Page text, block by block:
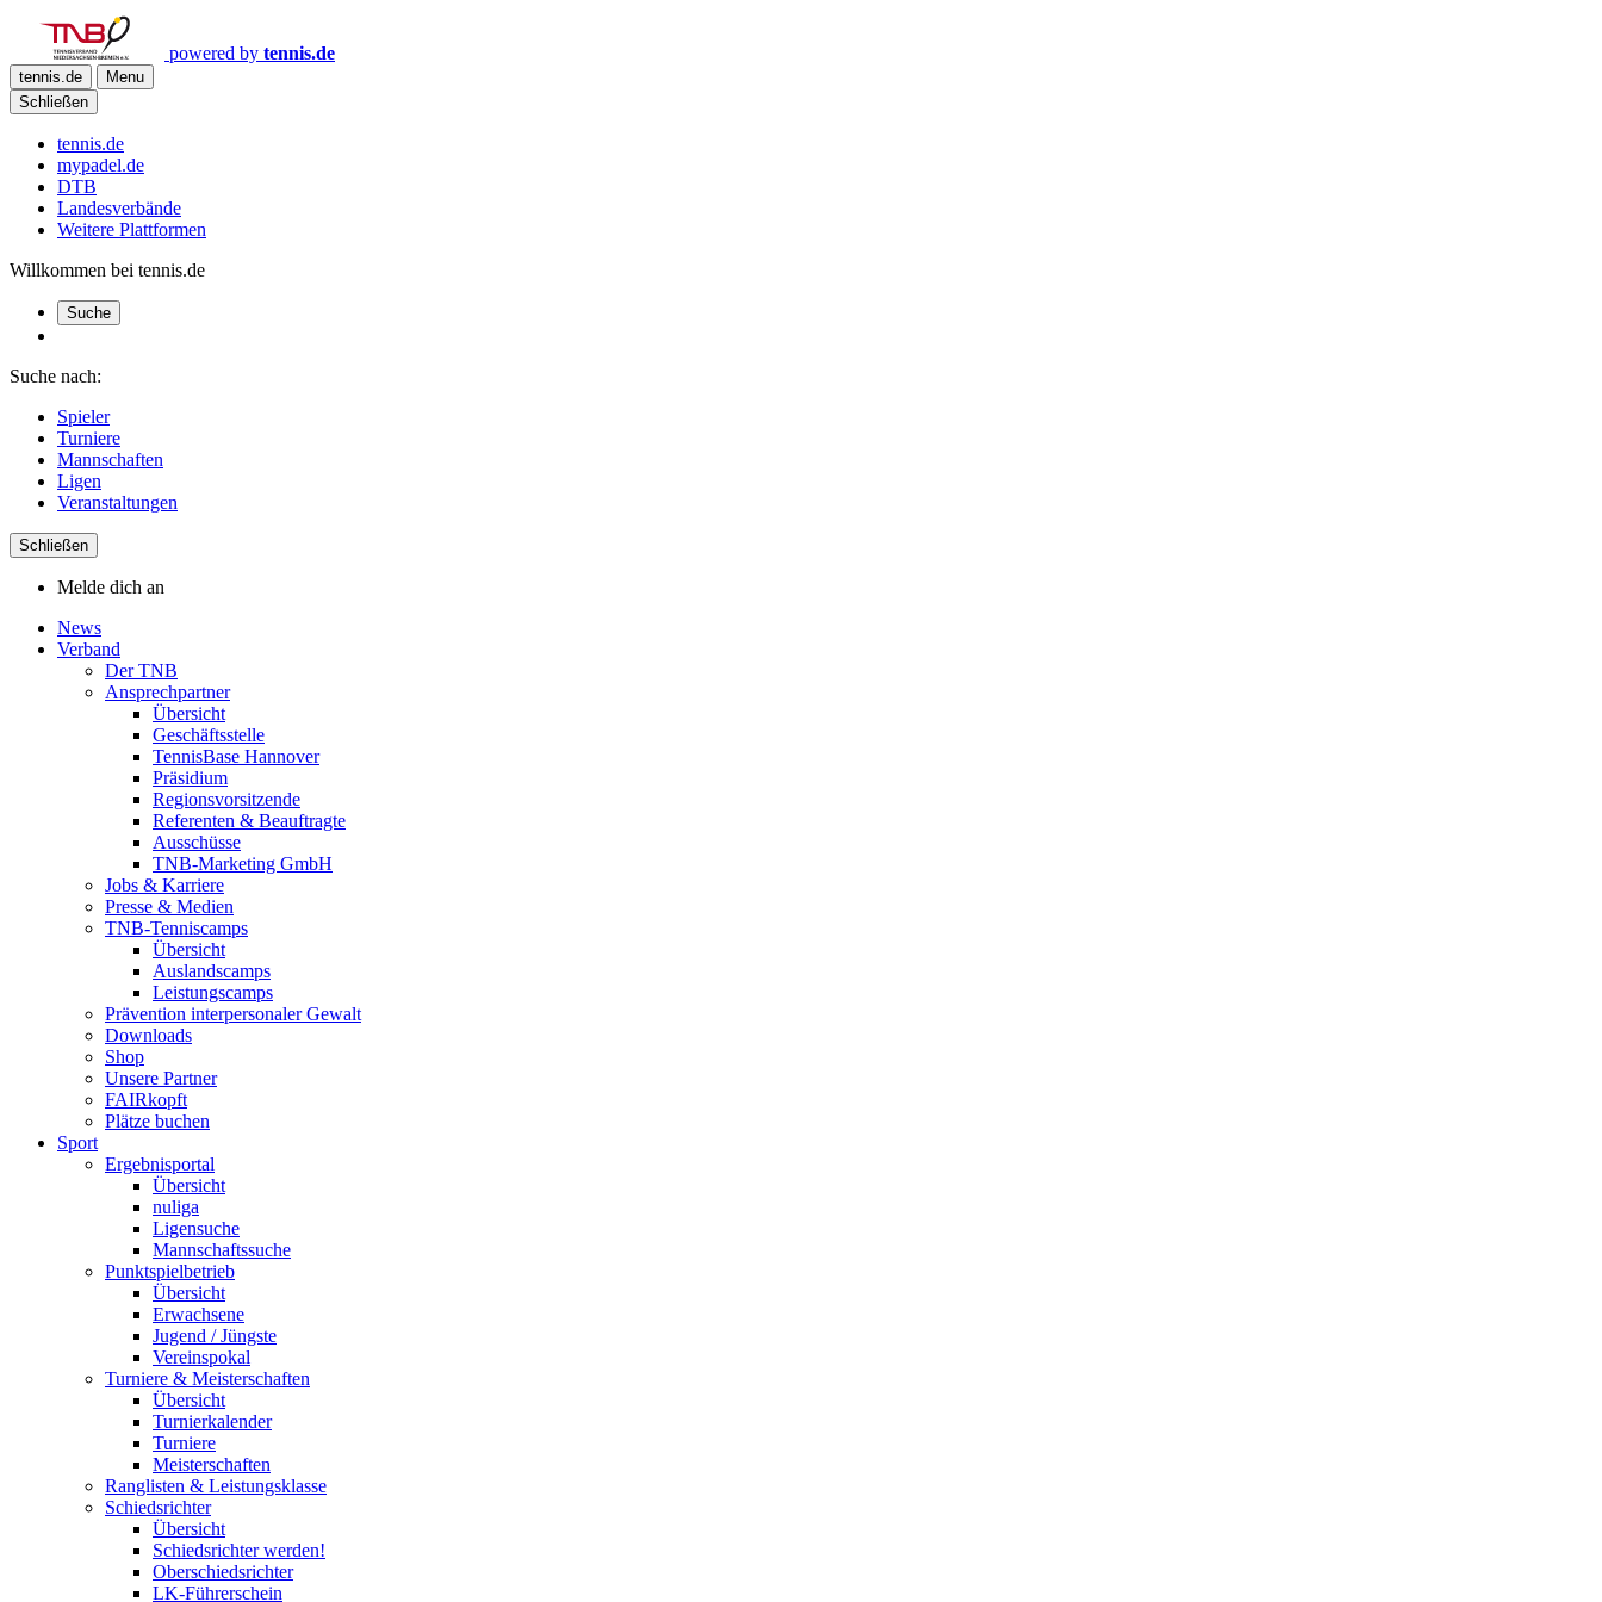
powered by tennis.de
tennis.de
Menu
Schließen
tennis.de
mypadel.de
DTB
Landesverbände
Weitere Plattformen
Willkommen bei tennis.de
Suche
Suche nach:
Spieler
Turniere
Mannschaften
Ligen
Veranstaltungen
Schließen
Melde dich an
News
Verband
Der TNB
Ansprechpartner
Übersicht
Geschäftsstelle
TennisBase Hannover
Präsidium
Regionsvorsitzende
Referenten & Beauftragte
Ausschüsse
TNB-Marketing GmbH
Jobs & Karriere
Presse & Medien
TNB-Tenniscamps
Übersicht
Auslandscamps
Leistungscamps
Prävention interpersonaler Gewalt
Downloads
Shop
Unsere Partner
FAIRkopft
Plätze buchen
Sport
Ergebnisportal
Übersicht
nuliga
Ligensuche
Mannschaftssuche
Punktspielbetrieb
Übersicht
Erwachsene
Jugend / Jüngste
Vereinspokal
Turniere & Meisterschaften
Übersicht
Turnierkalender
Turniere
Meisterschaften
Ranglisten & Leistungsklasse
Schiedsrichter
Übersicht
Schiedsrichter werden!
Oberschiedsrichter
LK-Führerschein